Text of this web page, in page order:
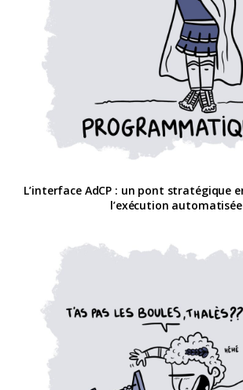
L’interface AdCP : un pont stratégique
l’exécution automatisée